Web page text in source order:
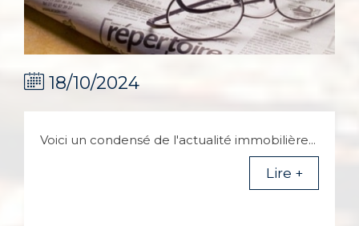
18/10/2024
Voici un condensé de l'actualité immobilière...
Lire +